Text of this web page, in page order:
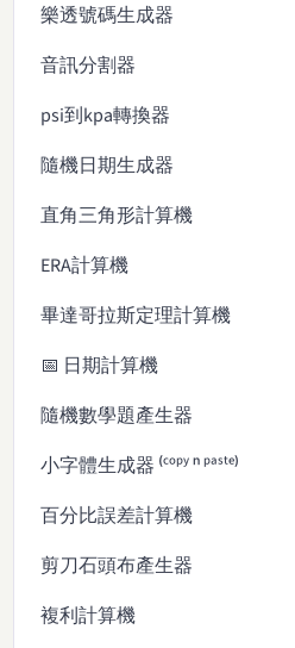
樂透號碼生成器
音訊分割器
psi到kpa轉換器
隨機日期生成器
直角三角形計算機
ERA計算機
畢達哥拉斯定理計算機
📅 日期計算機
隨機數學題產生器
小字體生成器 ⁽ᶜᵒᵖʸ ⁿ ᵖᵃˢᵗᵉ⁾
百分比誤差計算機
剪刀石頭布產生器
複利計算機